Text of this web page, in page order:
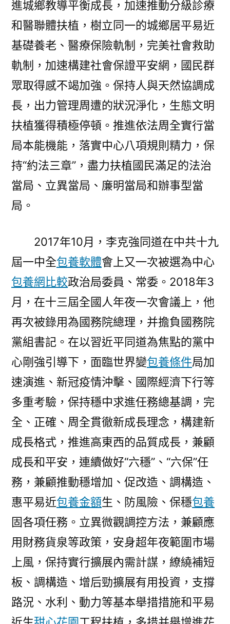
進城鄉教導平衡成長，加速推動分級診療
和醫聯體扶植，樹立同一的城鄉居平易近
基礎養老、醫療保險軌制，完美社會救助
軌制，加速構建社會保證平安網，國民群
眾取得感不竭加強。保持人與天然協調成
長，出力管理周遭的狀況淨化，生態文明
扶植獲得積極停頓。推進依法周全實行當
局本能機能，落實中心八項規則精力，保
持“約法三章”，盡力扶植國民滿足的法治
當局、立異當局、廉明當局和辦事型當
局。
2017年10月，李克強同道在中共十九
屆一中全包養軟體會上又一次被選為中心
包養網比較政治局委員、常委。2018年3
月，在十三屆全國人年夜一次會議上，他
再次被錄用為國務院總理，并擔負國務院
黨組書記。在以習近平同道為焦點的黨中
心剛強引導下，面臨世界變包養條件局加
速演進、新冠疫情沖擊、國際經濟下行等
多重考驗，保持穩中求進任務總基調，完
全、正確、周全貫徹新成長理念，構建新
成長格式，推進高東西的品質成長，兼顧
成長和平安，連續做好“六穩”、“六保”任
務，兼顧推動穩增加、促改造、調構造、
惠平易近包養金額生、防風險、保穩包養
固各項任務。立異微觀調控方法，兼顧應
用財務貨泉等政策，安身超年夜範圍市場
上風，保持實行擴展內需計謀，繚繞補短
板、調構造、增后勁擴展有用投資，支撐
路況、水利、動力等基本舉措措施和平易